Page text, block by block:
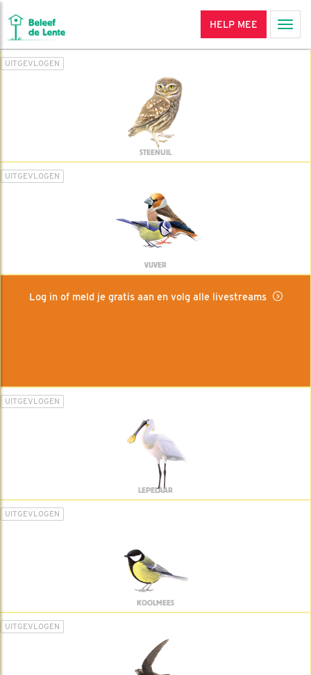
HELP MEE
UITGEVLOGEN
STEENUIL
UITGEVLOGEN
VIJVER
Log in of meld je gratis aan en volg alle livestreams
UITGEVLOGEN
LEPELAAR
UITGEVLOGEN
KOOLMEES
UITGEVLOGEN